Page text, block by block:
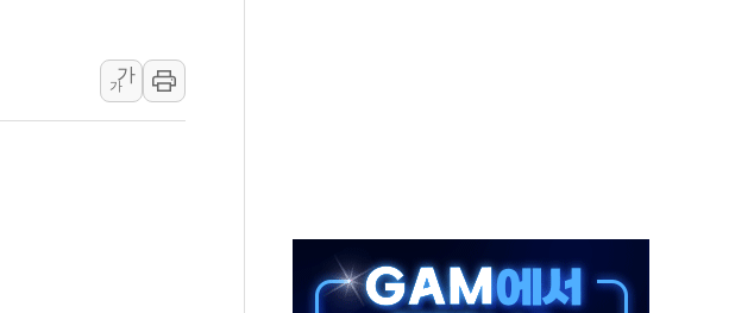
'8월 월간 럭키 페스타' 실시...휴대폰 결제 최대 6000원 할인
비전 '헬로모바일', 교보문고 제휴 전자책 요금제 출시
주 화정역 인근 도로 4중 추돌…1명 심정지·5명 부상
가
가